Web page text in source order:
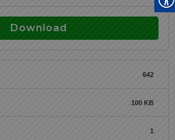
Download
642
100 KB
1